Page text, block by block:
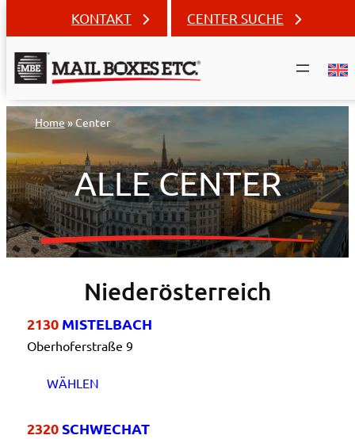
Zum
Inhalt
springen
KONTAKT CENTER SUCHE
Home»Center
ALLE CENTER
Niederösterreich
2130 MISTELBACH
Oberhoferstraße 9
WÄHLEN
2320SCHWECHAT